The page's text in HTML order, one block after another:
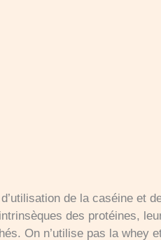
de la caséine et
des protéines,
On n’utilise pas la whey